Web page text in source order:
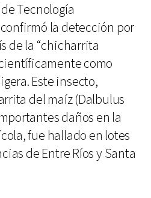
Tecnología
la detección por
de la “chicharrita
como
Este insecto,
del maíz (Dalbulus
daños en la
fue hallado en lotes
de Entre Ríos y Santa